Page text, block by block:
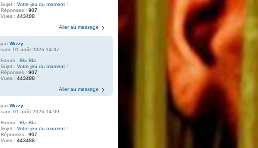
Sujet :Votre jeu du moment !
Réponses :907
Vues :443488
Aller au message
parWizzy
sam. 01 août 2026 14:37
Forum :Bla Bla
Sujet :Votre jeu du moment !
Réponses :907
Vues :443488
Aller au message
parWizzy
sam. 01 août 2026 14:09
Forum :Bla Bla
Sujet :Votre jeu du moment !
Réponses :907
Vues :443488